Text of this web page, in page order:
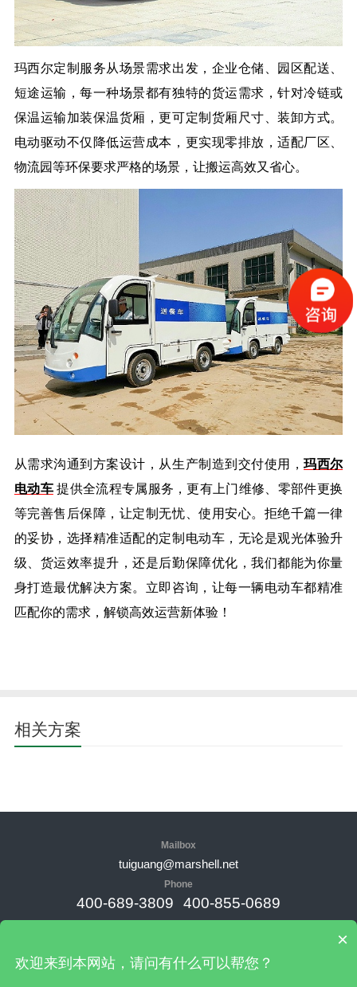
玛西尔定制服务从场景需求出发， 企业仓储、园区配送、
短途运输，每一种场景都有独特的货运需求，针对冷链或
保温运输加装保温货厢，更可定制货厢尺寸、装卸方式。
电动驱动不仅降低运营成本，更实现零排放，适配厂区、
物流园等环保要求严格的场景，让搬运高效又省心。
从需求沟通到方案设计，从生产制造到交付使用，玛西尔
电动车 提供全流程专属服务，更有上门维修、零部件更换
等完善售后保障，让定制无忧、使用安心。拒绝千篇一律
的妥协，选择精准适配的定制电动车，无论是观光体验升
级、货运效率提升，还是后勤保障优化，我们都能为你量
身打造最优解决方案。立即咨询，让每一辆电动车都精准
匹配你的需求，解锁高效运营新体验！
相关方案
Mailbox
tuiguang@marshell.net
Phone
400-689-3809 400-855-0689
品牌总部：新加坡；中国工厂地址：广东肇庆高新经济开发区临江
工业园工业大街25号，安徽省淮北市烈山区经济开发区梧桐大道36
×
欢迎来到本网站，请问有什么可以帮您？